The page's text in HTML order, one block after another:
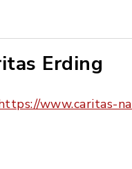
Erding
www.caritas-